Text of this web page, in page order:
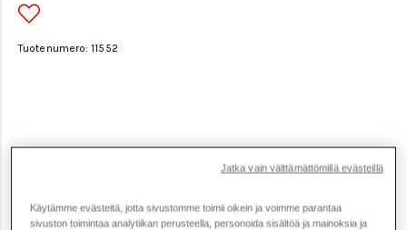
Tuotenumero: 11552
Käytämme evästeitä, jotta sivustomme toimii oikein ja voimme parantaa
sivuston toimintaa analytiikan perusteella, personoida sisältöä ja mainoksia ja
Jatka vain välttämättömillä evästeillä